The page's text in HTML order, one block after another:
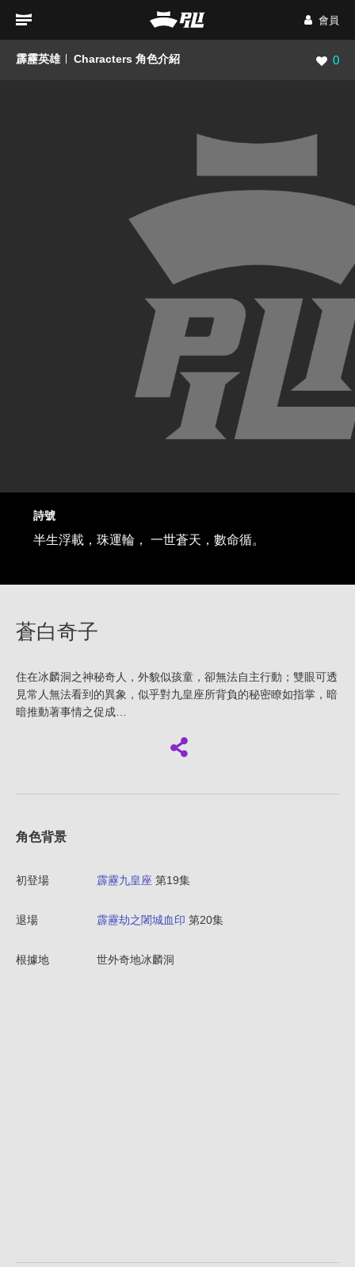
會員
霹靂英雄 Characters 角色介紹 瀏覽
0
詩號
半生浮載，珠運輪， 一世蒼天，數命循。
蒼白奇子
住在冰麟洞之神秘奇人，外貌似孩童，卻無法自主行動；雙眼可透
見常人無法看到的異象，似乎對九皇座所背負的秘密瞭如指掌，暗
暗推動著事情之促成…
角色背景
初登場 霹靂九皇座 第19集
退場 霹靂劫之闍城血印 第20集
根據地 世外奇地冰麟洞